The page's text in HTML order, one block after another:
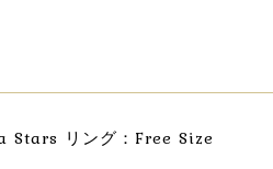
リング：Free Size